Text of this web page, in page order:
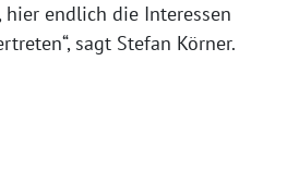
hier endlich die Interessen
sagt Stefan Körner.